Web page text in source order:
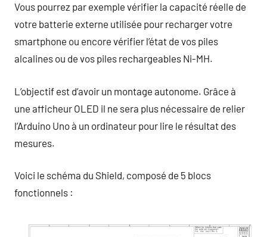
Vous pourrez par exemple vérifier la capacité réelle de
votre batterie externe utilisée pour recharger votre
smartphone ou encore vérifier l’état de vos piles
alcalines ou de vos piles rechargeables Ni-MH.
L’objectif est d’avoir un montage autonome. Grâce à
une afficheur OLED il ne sera plus nécessaire de relier
l’Arduino Uno à un ordinateur pour lire le résultat des
mesures.
Voici le schéma du Shield, composé de 5 blocs
fonctionnels :